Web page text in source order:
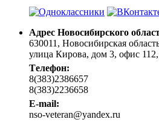
Адрес Новосибирского
630011, Новосибирская
улица Кирова, дом 3, офис 112,
Tелефон:
8(383)2386657
8(383)2236658
E-mail:
nso-veteran@yandex.ru